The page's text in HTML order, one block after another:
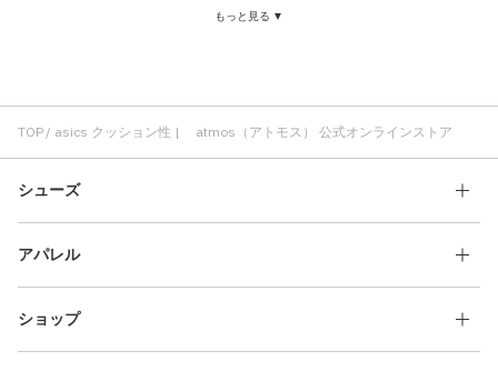
もっと見る ▼
TOP asics クッション性 | atmos（アトモス） 公式オンラインストア
シューズ
アパレル
ショップ